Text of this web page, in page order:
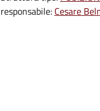
responsabile: Cesare